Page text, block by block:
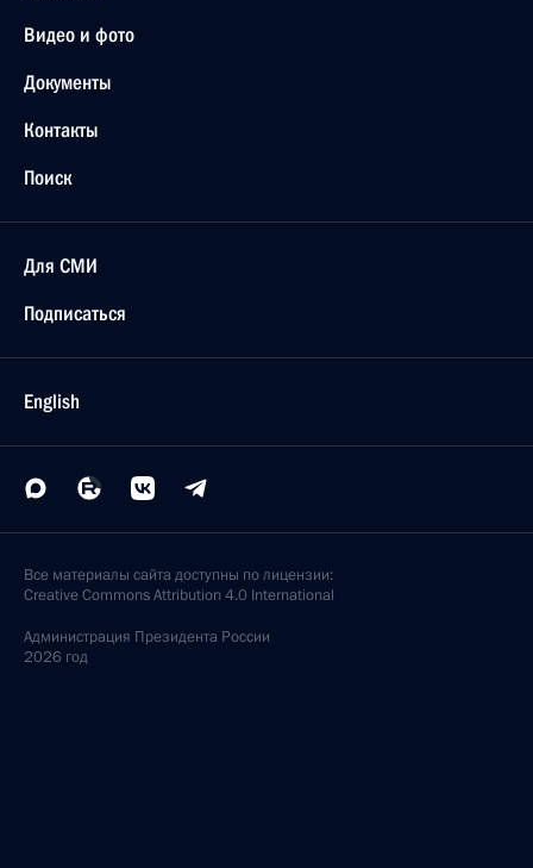
Видео и фото
Документы
Контакты
Поиск
Для СМИ
Подписаться
English
Все материалы сайта доступны по лицензии:
Creative Commons Attribution 4.0 International
Администрация Президента России
2026 год